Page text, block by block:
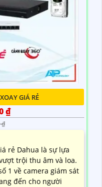
GIÁ RẺ
₫
₫
rẻ Dahua là sự lựa
trội thu âm và loa.
1 về camera giám sát
đến cho người